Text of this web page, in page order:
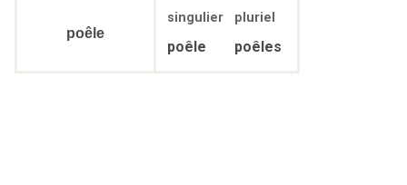
poêle
singulier pluriel
poêle poêles